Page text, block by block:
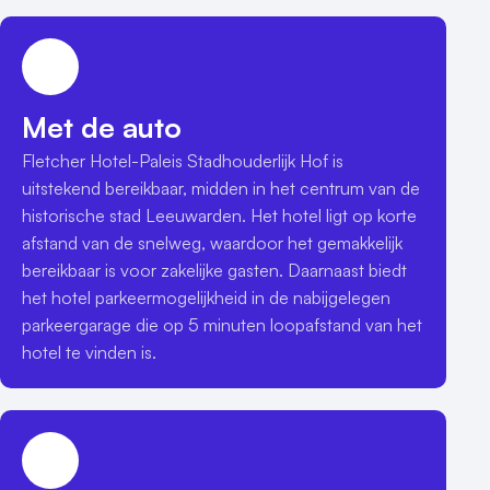
Met de auto
Fletcher Hotel-Paleis Stadhouderlijk Hof is
uitstekend bereikbaar, midden in het centrum van de
historische stad Leeuwarden. Het hotel ligt op korte
afstand van de snelweg, waardoor het gemakkelijk
bereikbaar is voor zakelijke gasten. Daarnaast biedt
het hotel parkeermogelijkheid in de nabijgelegen
parkeergarage die op 5 minuten loopafstand van het
hotel te vinden is.